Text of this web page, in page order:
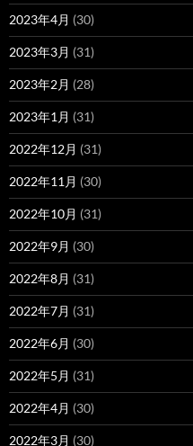
2023年4月 (30)
2023年3月 (31)
2023年2月 (28)
2023年1月 (31)
2022年12月 (31)
2022年11月 (30)
2022年10月 (31)
2022年9月 (30)
2022年8月 (31)
2022年7月 (31)
2022年6月 (30)
2022年5月 (31)
2022年4月 (30)
2022年3月 (30)